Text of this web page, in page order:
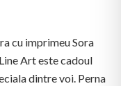
cu imprimeu Sora
Art este cadoul
dintre voi. Perna